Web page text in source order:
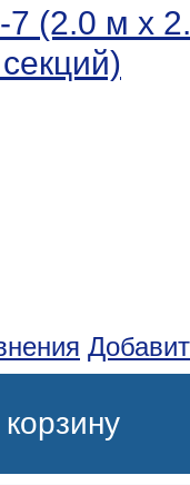
(2.0 м х